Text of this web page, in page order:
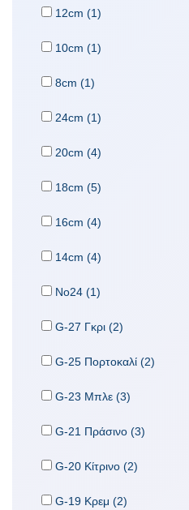
12cm (1)
10cm (1)
8cm (1)
24cm (1)
20cm (4)
18cm (5)
16cm (4)
14cm (4)
No24 (1)
G-27 Γκρι (2)
G-25 Πορτοκαλί (2)
G-23 Μπλε (3)
G-21 Πράσινο (3)
G-20 Κίτρινο (2)
G-19 Κρεμ (2)